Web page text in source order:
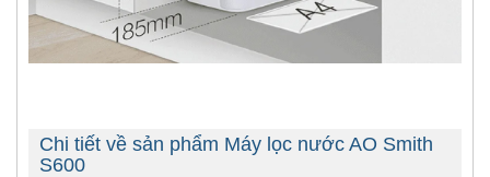
Chi tiết về sản phẩm Máy lọc nước AO Smith
S600